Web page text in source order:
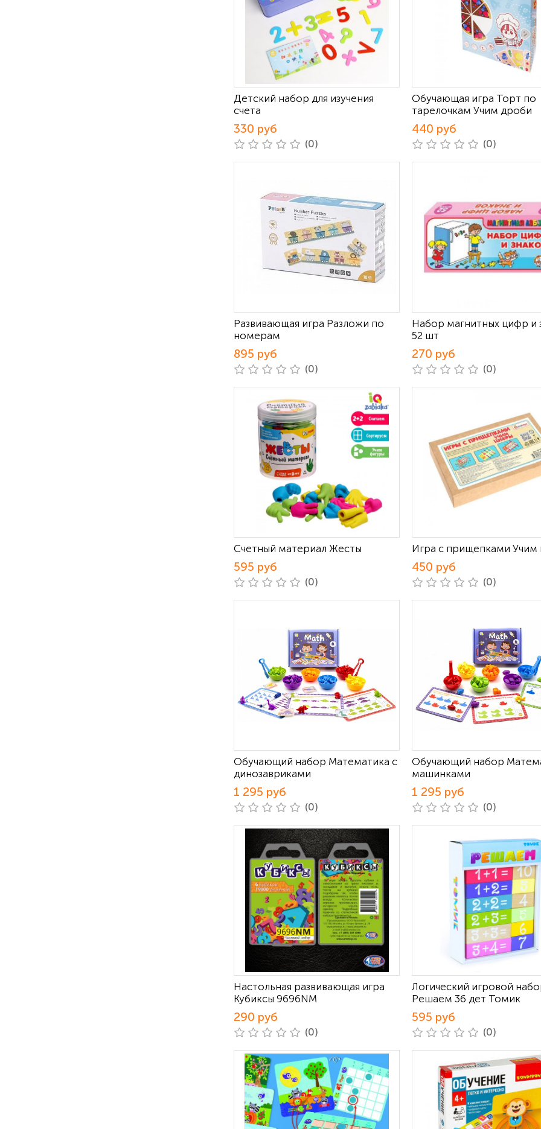
Детский набор для изучения
счета
330 руб
(0)
Обучающая игра Торт по
тарелочкам Учим дроби
440 руб
(0)
Развивающая игра Разложи по
номерам
895 руб
(0)
Набор магнитных цифр и
52 шт
270 руб
(0)
Счетный материал Жесты
595 руб
(0)
Игра с прищепками
450 руб
(0)
Обучающий набор Математика с
динозавриками
1 295 руб
(0)
Обучающий набор
машинками
1 295 руб
(0)
Настольная развивающая игра
Кубиксы 9696NM
290 руб
(0)
Логический игровой
Решаем 36 дет Томик
595 руб
(0)